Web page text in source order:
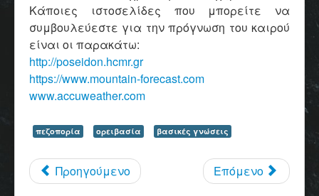
Κάποιες ιστοσελίδες που μπορείτε να
συμβουλεύεστε για την πρόγνωση του καιρού
είναι οι παρακάτω:
http://poseidon.hcmr.gr
https://www.mountain-forecast.com
www.accuweather.com
πεζοπορία ορειβασία βασικές γνώσεις
Προηγούμενο Επόμενο